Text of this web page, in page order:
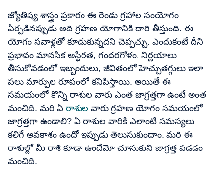
జ్యోతిష్య శాస్త్రం ప్రకారం ఈ రెండు గ్రహాల సంయోగం
ఏర్పడినప్పుడు అది గ్రహణ యోగానికి దారి తీస్తుంది. ఈ
యోగం సవాళ్లతో కూడుకున్నదని చెప్పచ్చు. ఎందుకంటే దీని
ప్రభావం మానసిక అస్థిరత, గందరగోళం, నిర్ణయాలు
తీసుకోవడంలో ఇబ్బందులు, జీవితంలో హెచ్చుతగ్గులు ఇలా
పలు మార్పుల రూపంలో కనిపిస్తాయి. అయితే ఈ
సమయంలో కొన్ని రాశుల వారు ఎంత జాగ్రత్తగా ఉంటే అంత
మంచిది. మరి ఏ రాశుల వారు గ్రహణ యోగం సమయంలో
జాగ్రత్తగా ఉండాలి? ఏ రాశుల వారికి ఎలాంటి సమస్యలు
కలిగే అవకాశం ఉందో ఇప్పుడు తెలుసుకుందాం. మరి ఈ
రాశుల్లో మీ రాశి కూడా ఉందేమో చూసుకుని జాగ్రత్త పడడం
మంచిది.